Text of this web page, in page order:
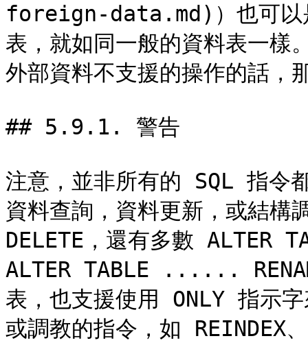
foreign-data.md)）也可以
表，就如同一般的資料表一樣
外部資料不支援的操作的話，
## 5.9.1. 警告
注意，並非所有的 SQL 指令
資料查詢，資料更新，或結構
DELETE，還有多數 ALTER
ALTER TABLE ......
表，也支援使用 ONLY 指示
或調教的指令，如 REINDEX